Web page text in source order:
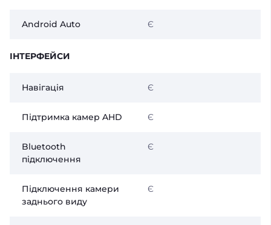
Android Auto Є
ІНТЕРФЕЙСИ
Навігація Є
Підтримка камер AHD Є
Bluetooth
підключення
Є
Підключення камери
заднього виду
Є